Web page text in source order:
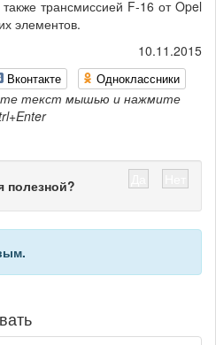
трансмиссией F-16 от Opel
элементов.
10.11.2015
Вконтакте Одноклассники
текст мышью и нажмите
полезной?